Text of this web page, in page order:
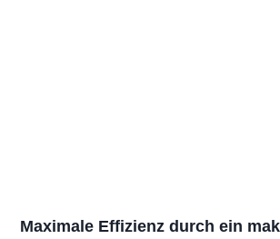
Maximale Effizienz durch ein